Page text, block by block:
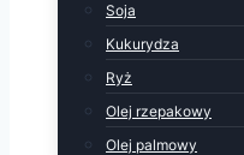
Soja
Kukurydza
Ryż
Olej rzepakowy
Olej palmowy